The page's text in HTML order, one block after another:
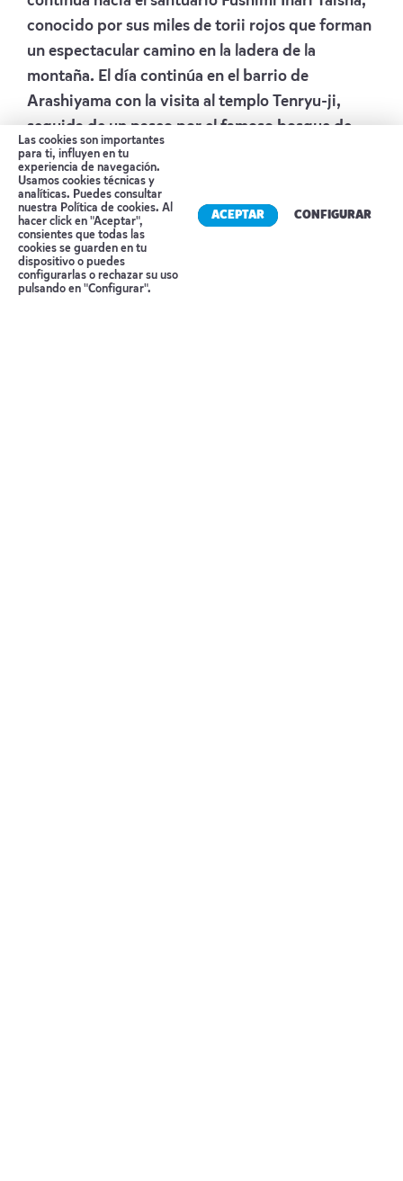
conocido por sus miles de torii rojos que forman
un espectacular camino en la ladera de la
montaña. El día continúa en el barrio de
Arashiyama con la visita al templo Tenryu-ji,
seguida de un paseo por el famoso bosque de
bambú de Sagano.
AlojamientoKYOTO TOKYU HOTEL
Día 6 KIOTO
Desayuno. Día libre para actividades personales
o realizar algún tour opcional.
Reserva tu cita
Las cookies son importantes
para ti, influyen en tu
experiencia de navegación.
Usamos cookies técnicas y
analíticas. Puedes consultar
nuestra Política de cookies. Al
hacer click en "Aceptar",
consientes que todas las
cookies se guarden en tu
dispositivo o puedes
configurarlas o rechazar su uso
pulsando en "Configurar".
ACEPTAR CONFIGURAR